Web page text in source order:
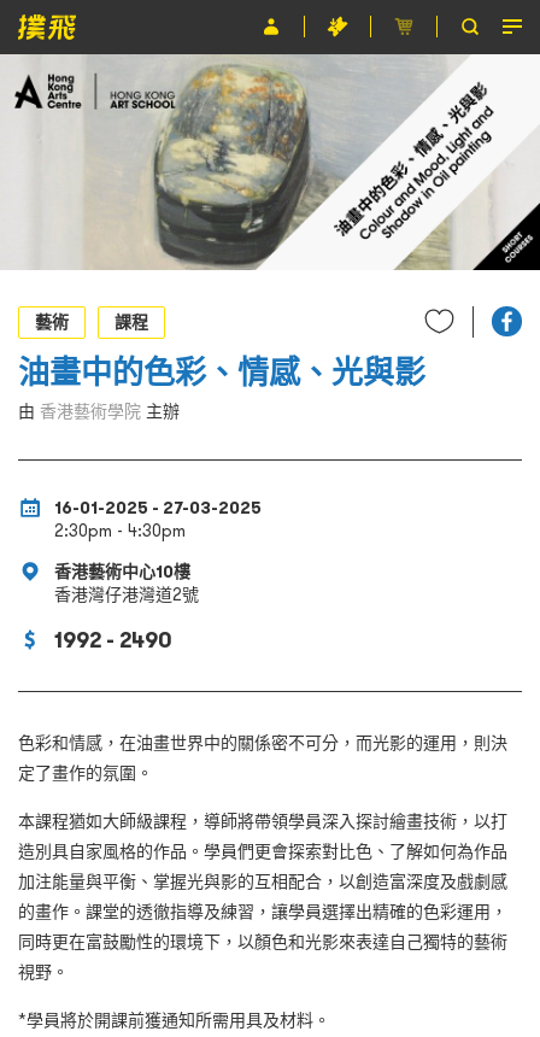
節目
EN
藝術
課程
油畫中的色彩、情感、光與影
由 香港藝術學院 主辦
16-01-2025 - 27-03-2025
2:30pm - 4:30pm
香港藝術中心10樓
香港灣仔港灣道2號
1992 - 2490
色彩和情感，在油畫世界中的關係密不可分，而光影的運用，則決
定了畫作的氛圍。
本課程猶如大師級課程，導師將帶領學員深入探討繪畫技術，以打
造別具自家風格的作品。學員們更會探索對比色、了解如何為作品
加注能量與平衡、掌握光與影的互相配合，以創造富深度及戲劇感
的畫作。課堂的透徹指導及練習，讓學員選擇出精確的色彩運用，
同時更在富鼓勵性的環境下，以顏色和光影來表達自己獨特的藝術
視野。
*學員將於開課前獲通知所需用具及材料。